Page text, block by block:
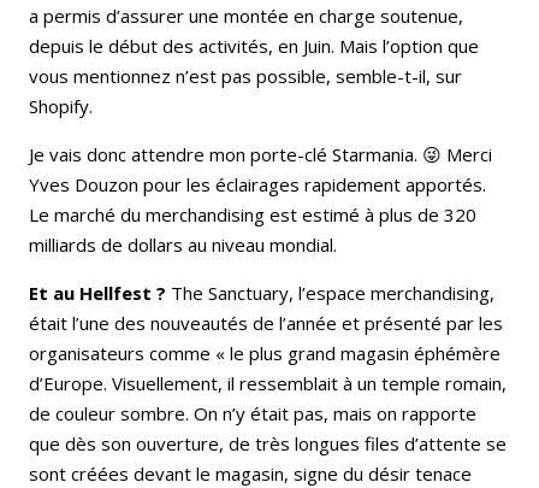
a permis d’assurer une montée en charge soutenue,
depuis le début des activités, en Juin. Mais l’option que
vous mentionnez n’est pas possible, semble-t-il, sur
Shopify.
Je vais donc attendre mon porte-clé Starmania. 😜 Merci
Yves Douzon pour les éclairages rapidement apportés.
Le marché du merchandising est estimé à plus de 320
milliards de dollars au niveau mondial.
Et au Hellfest ? The Sanctuary, l’espace merchandising,
était l’une des nouveautés de l’année et présenté par les
organisateurs comme « le plus grand magasin éphémère
d’Europe. Visuellement, il ressemblait à un temple romain,
de couleur sombre. On n’y était pas, mais on rapporte
que dès son ouverture, de très longues files d’attente se
sont créées devant le magasin, signe du désir tenace